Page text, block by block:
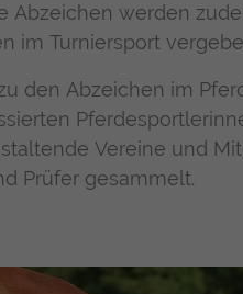
Abzeichen werden
im Turniersport
den Abzeichen im
Vereine und
Prüfer gesammelt.